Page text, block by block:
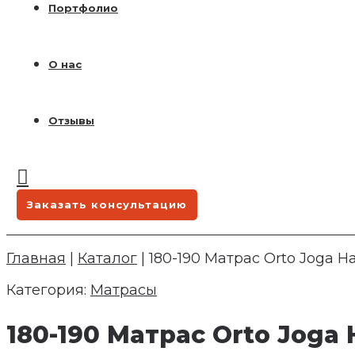
Портфолио
О нас
Отзывы
Заказать консультацию
Главная Каталог |180-190 Матрас Orto Joga
Категория: Матрасы
180-190 Матрас Orto Joga